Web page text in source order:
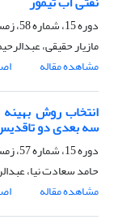
دوره 15، شماره 58، زمستان 1384، صفحه
مازیار حقیقی،
مشاهده مقاله
انتخاب روش
سه بعدی دو
دوره 15، شماره 57، زمستان 1384، صفحه
حامد سعادت نیا،
مشاهده مقاله